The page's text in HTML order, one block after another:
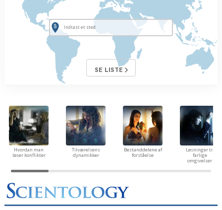
SE LISTE
Hvordan man
løser konflikter
Tilværelsens
dynamikker
Bestanddelene af
forståelse
Løsninger til
farlige
omgivelser